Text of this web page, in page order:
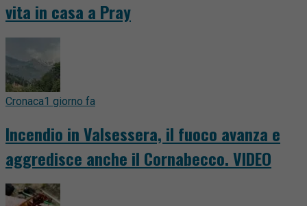
vita in casa a Pray
Cronaca1 giorno fa
Incendio in Valsessera, il fuoco avanza e
aggredisce anche il Cornabecco. VIDEO